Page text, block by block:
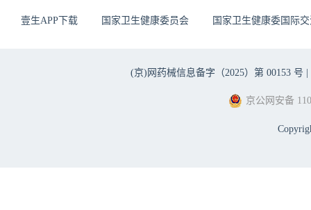
壹生APP下载 国家卫生健康委员会 国家卫生健康委国际
(京)网药械信息备字（2025）第 00153 号 |
京公网安备